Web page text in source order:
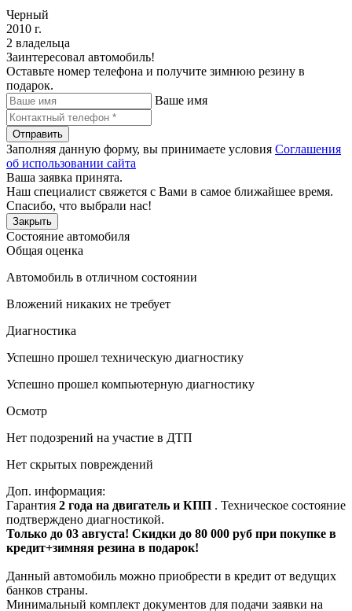
Черный
2010 г.
2 владельца
Заинтересовал автомобиль!
Оставьте номер телефона и получите зимнюю резину в
подарок.
Ваше имя
Отправить
Заполняя данную форму, вы принимаете условия Соглашения
об использовании сайта
Ваша заявка принята.
Наш специалист свяжется с Вами в самое ближайшее время.
Спасибо, что выбрали нас!
Закрыть
Состояние автомобиля
Общая оценка
Автомобиль в отличном состоянии
Вложений никаких не требует
Диагностика
Успешно прошел техническую диагностику
Успешно прошел компьютерную диагностику
Осмотр
Нет подозрений на участие в ДТП
Нет скрытых повреждений
Доп. информация:
Гарантия 2 года на двигатель и КПП . Техническое состояние
подтверждено диагностикой.
Только до 03 августа! Скидки до 80 000 руб при покупке в
кредит+зимняя резина в подарок!
Данный автомобиль можно приобрести в кредит от ведущих
банков страны.
Минимальный комплект документов для подачи заявки на